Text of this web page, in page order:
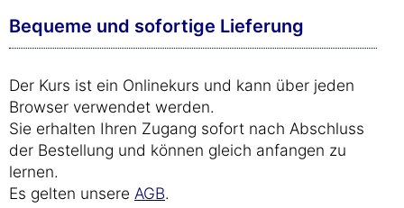
Bequeme und sofortige Lieferung
Der Kurs ist ein Onlinekurs und kann über jeden
Browser verwendet werden.
Sie erhalten Ihren Zugang sofort nach Abschluss
der Bestellung und können gleich anfangen zu
lernen.
Es gelten unsere AGB.